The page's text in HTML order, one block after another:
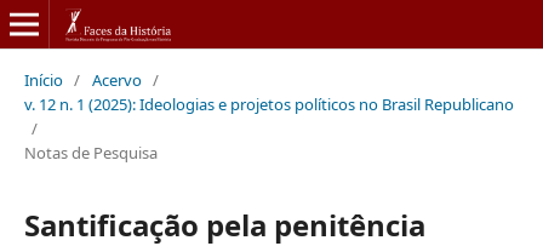
Início / Acervo /
v. 12 n. 1 (2025): Ideologias e projetos políticos no Brasil Republicano
/
Notas de Pesquisa
Santificação pela penitência